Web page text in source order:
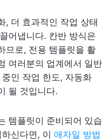
, 더 효과적인 작업 상태
어냅니다. 칸반 방식은
므로, 전용 템플릿을 활
여러분의 업계에서 일반
인 작업 한도, 자동화
될 것입니다.
템플릿이 준비되어 있습
신다면, 이 애자일 방법